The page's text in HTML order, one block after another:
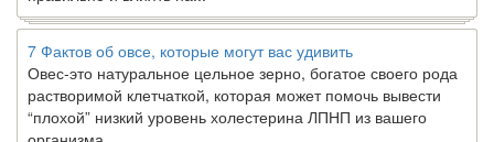
7 Фактов об овсе, которые могут вас удивить
Овес-это натуральное цельное зерно, богатое своего рода
растворимой клетчаткой, которая может помочь вывести
“плохой” низкий уровень холестерина ЛПНП из вашего
организма....